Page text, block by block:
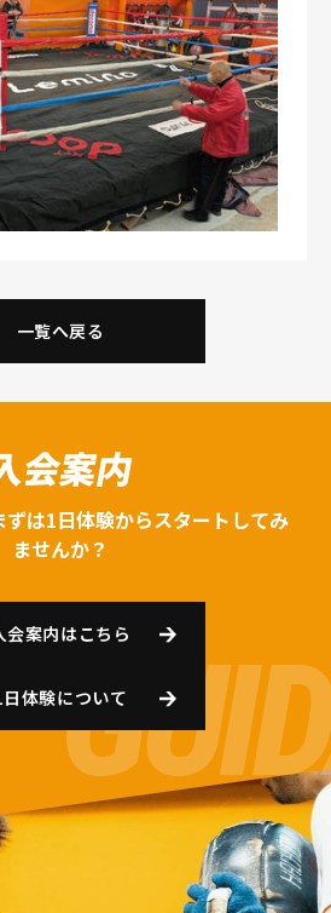
一覧へ戻る
会案内
は1日体験からスタートしてみ
ませんか？
会案内はこちら
日体験について